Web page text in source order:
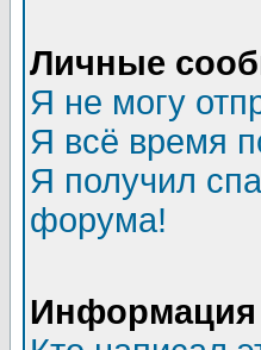
Личные
Я не могу
Я всё время
Я получил
форума!
Информация